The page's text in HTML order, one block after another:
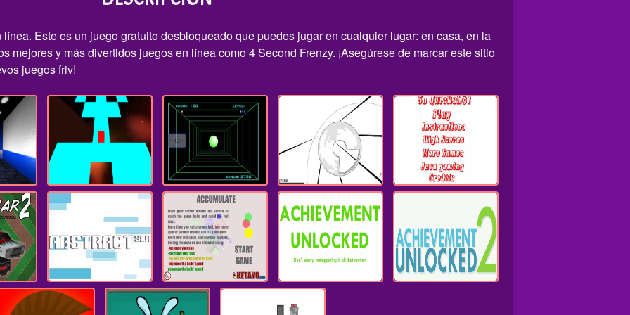
Este es un juego gratuito desbloqueado que puedes jugar en cualquier lugar: en casa, en la
mejores y más divertidos juegos en línea como 4 Second Frenzy. ¡Asegúrese de marcar este sitio
juegos friv!